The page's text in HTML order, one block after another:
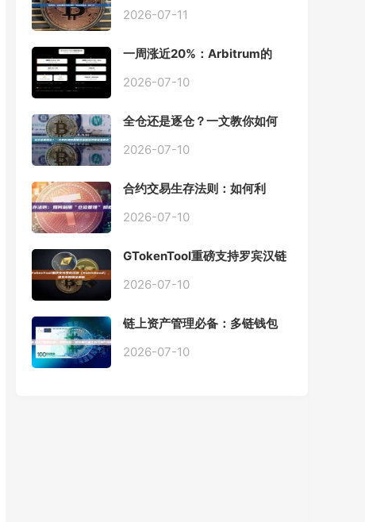
具
2026-07-11
一周涨近20%：Arbitrum的
Chain一夜盘活
2026-07-10
全仓还是逐仓？一文教你如何
2026-07-10
合约交易生存法则：如何利
2026-07-10
GTokenTool重磅支持罗宾汉链
程全解析
2026-07-10
链上资产管理必备：多链钱包
2026-07-10